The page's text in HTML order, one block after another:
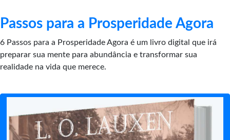
Passos para a Prosperidade Agora
6 Passos para a Prosperidade Agora é um livro digital que irá
preparar sua mente para abundância e transformar sua
realidade na vida que merece.